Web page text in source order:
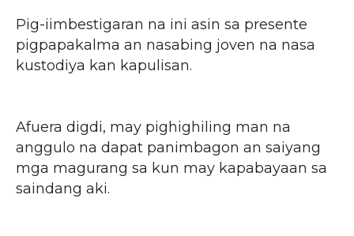
Pig-iimbestigaran na ini asin sa presente
pigpapakalma an nasabing joven na nasa
kustodiya kan kapulisan.
Afuera digdi, may pighighiling man na
anggulo na dapat panimbagon an saiyang
mga magurang sa kun may kapabayaan sa
saindang aki.